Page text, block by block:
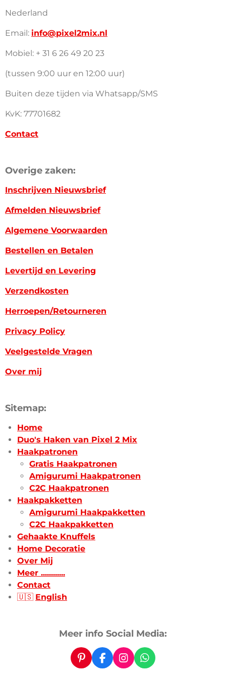
Nederland
Email: info@pixel2mix.nl
Mobiel: + 31 6 26 49 20 23
(tussen 9:00 uur en 12:00 uur)
Buiten deze tijden via Whatsapp/SMS
KvK: 77701682
Contact
Overige zaken:
Inschrijven Nieuwsbrief
Afmelden Nieuwsbrief
Algemene Voorwaarden
Bestellen en Betalen
Levertijd en Levering
Verzendkosten
Herroepen/Retourneren
Privacy Policy
Veelgestelde Vragen
Over mij
Sitemap:
Home
Duo's Haken van Pixel 2 Mix
Haakpatronen
Gratis Haakpatronen
Amigurumi Haakpatronen
C2C Haakpatronen
Haakpakketten
Amigurumi Haakpakketten
C2C Haakpakketten
Gehaakte Knuffels
Home Decoratie
Over Mij
Meer ............
Contact
🇺🇸 English
Meer info Social Media:
P
i
F
a
I
n
W
h